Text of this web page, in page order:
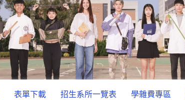
表單下載 招生系所一覽表 學雜費專區